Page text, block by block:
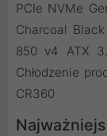
PCIe NVMe
Charcoal
850 v4 ATX
Chłodzenie
CR360